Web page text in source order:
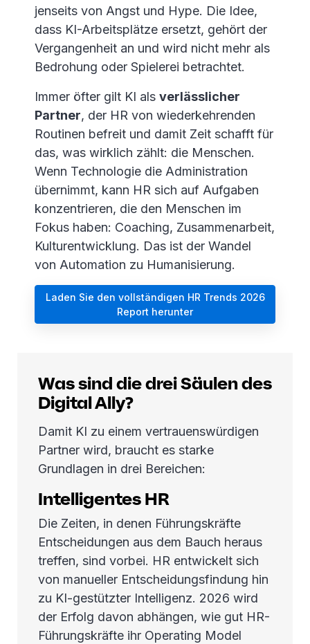
jenseits von Angst und Hype. Die Idee,
dass KI-Arbeitsplätze ersetzt, gehört der
Vergangenheit an und wird nicht mehr als
Bedrohung oder Spielerei betrachtet.
Immer öfter gilt KI als verlässlicher
Partner, der HR von wiederkehrenden
Routinen befreit und damit Zeit schafft für
das, was wirklich zählt: die Menschen.
Wenn Technologie die Administration
übernimmt, kann HR sich auf Aufgaben
konzentrieren, die den Menschen im
Fokus haben: Coaching, Zusammenarbeit,
Kulturentwicklung. Das ist der Wandel
von Automation zu Humanisierung.
Laden Sie den vollständigen HR Trends 2026
Report herunter
Was sind die drei Säulen des
Digital Ally?
Damit KI zu einem vertrauenswürdigen
Partner wird, braucht es starke
Grundlagen in drei Bereichen:
Intelligentes HR
Die Zeiten, in denen Führungskräfte
Entscheidungen aus dem Bauch heraus
treffen, sind vorbei. HR entwickelt sich
von manueller Entscheidungsfindung hin
zu KI-gestützter Intelligenz. 2026 wird
der Erfolg davon abhängen, wie gut HR-
Führungskräfte ihr Operating Model